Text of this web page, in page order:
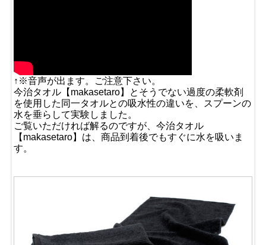
↑※音声が出ます。ご注意下さい。
今治タオル【makasetaro】とそうでない過度の柔軟剤
を使用した同一タオルとの吸水性の違いを、スプーンの
水を垂らして実験しました。
ご覧いただければ解るのですが、今治タオル
【makasetaro】は、商品到着後でもすぐに水を吸いま
す。